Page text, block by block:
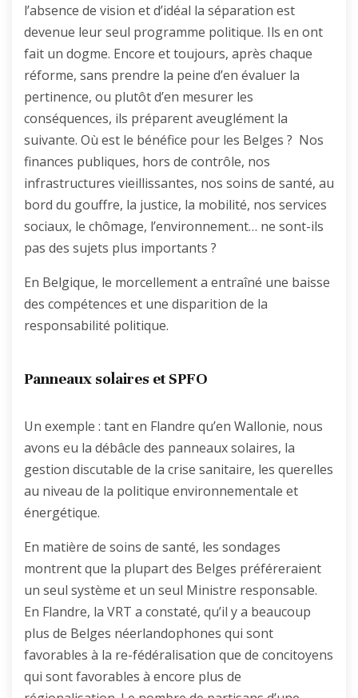
l’absence de vision et d’idéal la séparation est
devenue leur seul programme politique. Ils en ont
fait un dogme. Encore et toujours, après chaque
réforme, sans prendre la peine d’en évaluer la
pertinence, ou plutôt d’en mesurer les
conséquences, ils préparent aveuglément la
suivante. Où est le bénéfice pour les Belges ? Nos
finances publiques, hors de contrôle, nos
infrastructures vieillissantes, nos soins de santé, au
bord du gouffre, la justice, la mobilité, nos services
sociaux, le chômage, l’environnement… ne sont-ils
pas des sujets plus importants ?
En Belgique, le morcellement a entraîné une baisse
des compétences et une disparition de la
responsabilité politique.
Panneaux solaires et SPFO
Un exemple : tant en Flandre qu’en Wallonie, nous
avons eu la débâcle des panneaux solaires, la
gestion discutable de la crise sanitaire, les querelles
au niveau de la politique environnementale et
énergétique.
En matière de soins de santé, les sondages
montrent que la plupart des Belges préféreraient
un seul système et un seul Ministre responsable.
En Flandre, la VRT a constaté, qu’il y a beaucoup
plus de Belges néerlandophones qui sont
favorables à la re-fédéralisation que de concitoyens
qui sont favorables à encore plus de